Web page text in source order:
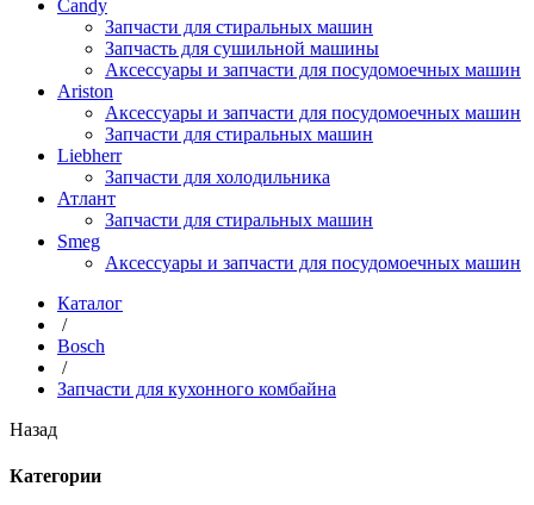
Candy
Запчасти для стиральных машин
Запчасть для сушильной машины
Аксессуары и запчасти для посудомоечных машин
Ariston
Аксессуары и запчасти для посудомоечных машин
Запчасти для стиральных машин
Liebherr
Запчасти для холодильника
Атлант
Запчасти для стиральных машин
Smeg
Аксессуары и запчасти для посудомоечных машин
Каталог
/
Bosch
/
Запчасти для кухонного комбайна
Назад
Категории